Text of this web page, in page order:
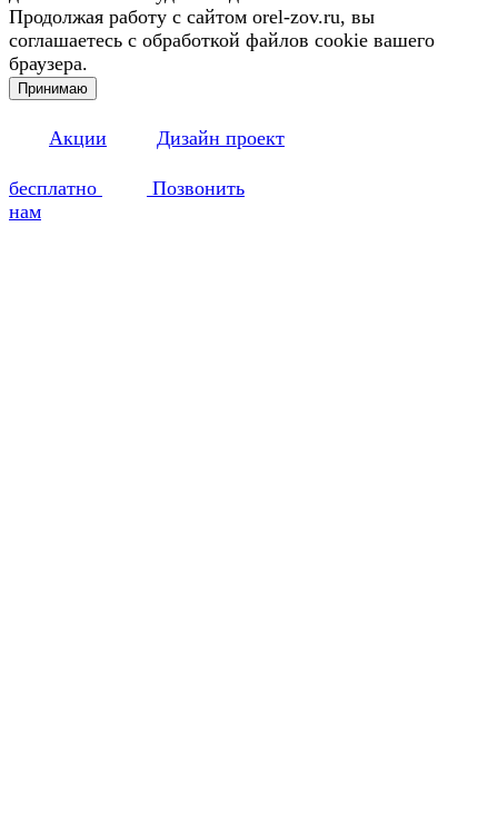
Продолжая работу с сайтом orel-zov.ru, вы
соглашаетесь с обработкой файлов cookie вашего
браузера.
Принимаю
Акции Дизайн проект
бесплатно
Позвонить
нам